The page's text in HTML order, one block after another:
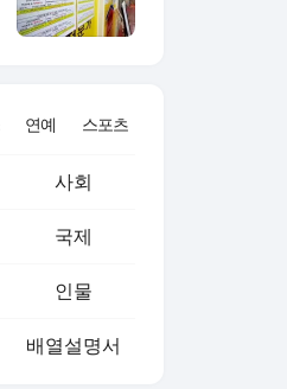
연예 스포츠
사회
국제
인물
배열설명서